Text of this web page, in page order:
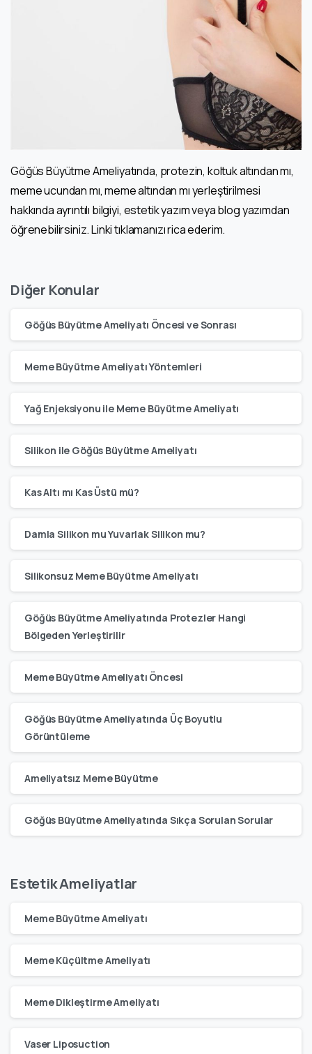
Göğüs Büyütme Ameliyatında, protezin, koltuk altından mı,
meme ucundan mı, meme altından mı yerleştirilmesi
hakkında ayrıntılı bilgiyi, estetik yazım veya blog yazımdan
öğrenebilirsiniz. Linki tıklamanızı rica ederim.
Diğer Konular
Göğüs Büyütme Ameliyatı Öncesi ve Sonrası
Meme Büyütme Ameliyatı Yöntemleri
Yağ Enjeksiyonu ile Meme Büyütme Ameliyatı
Silikon ile Göğüs Büyütme Ameliyatı
Kas Altı mı Kas Üstü mü?
Damla Silikon mu Yuvarlak Silikon mu?
Silikonsuz Meme Büyütme Ameliyatı
Göğüs Büyütme Ameliyatında Protezler Hangi
Bölgeden Yerleştirilir
Meme Büyütme Ameliyatı Öncesi
Göğüs Büyütme Ameliyatında Üç Boyutlu
Görüntüleme
Ameliyatsız Meme Büyütme
Göğüs Büyütme Ameliyatında Sıkça Sorulan Sorular
Estetik Ameliyatlar
Meme Büyütme Ameliyatı
Meme Küçültme Ameliyatı
Meme Dikleştirme Ameliyatı
Vaser Liposuction